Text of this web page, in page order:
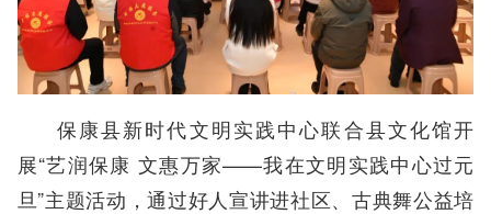
保康县新时代文明实践中心联合县文化馆开
展“艺润保康 文惠万家——我在文明实践中心过元
旦”主题活动，通过好人宣讲进社区、古典舞公益培